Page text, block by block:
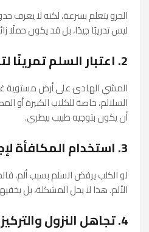
الجرو يتعلم بسرعة، لكنه لا يعرف
ليس تدريبًا جيدًا، بل قد يكون حملًا
2. اعتبار السلم تمرينًا لتقوية المفاصل
المشي الهادئ على أرض مستوية
السلالم، خاصة للكلاب الكبيرة أو
أن يكون بتوجيه طبيب بيطري.
3. استخدام المكافأة لإجبار الكلب المتألم
لو الكلب يرفض السلم بسبب ألم،
الألم. هذا لا يحل المشكلة، بل
4. تجاهل النزول والتركيز على الصعود فقط